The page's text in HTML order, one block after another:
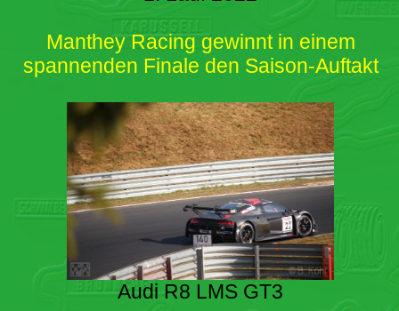
Manthey Racing gewinnt in einem
spannenden Finale den Saison-Auftakt
Audi R8 LMS GT3